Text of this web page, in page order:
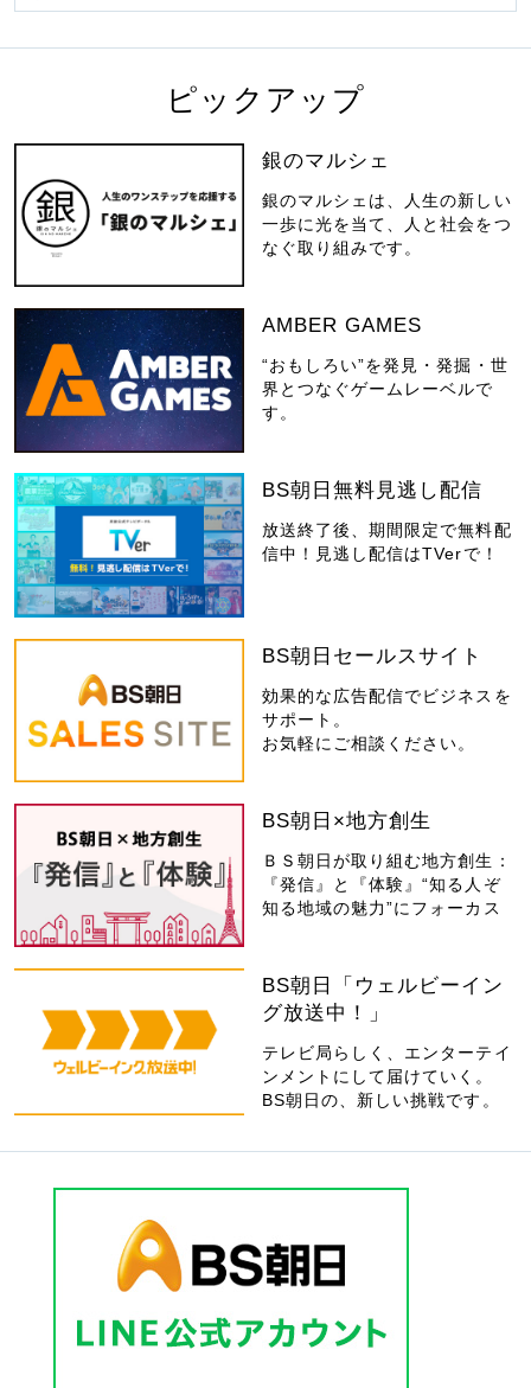
ピックアップ
銀のマルシェ
銀のマルシェは、人生の新しい
一歩に光を当て、人と社会をつ
なぐ取り組みです。
AMBER GAMES
“おもしろい”を発見・発掘・世
界とつなぐゲームレーベルで
す。
BS朝日無料見逃し配信
放送終了後、期間限定で無料配
信中！見逃し配信はTVerで！
BS朝日セールスサイト
効果的な広告配信でビジネスを
サポート。
お気軽にご相談ください。
BS朝日×地方創生
ＢＳ朝日が取り組む地方創生：
『発信』と『体験』“知る人ぞ
知る地域の魅力”にフォーカス
BS朝日「ウェルビーイン
グ放送中！」
テレビ局らしく、エンターテイ
ンメントにして届けていく。
BS朝日の、新しい挑戦です。